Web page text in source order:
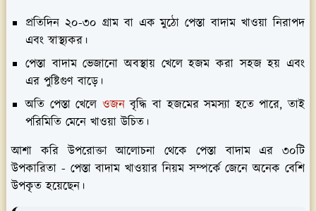
প্রতিদিন ২০-৩০ গ্রাম বা এক মুঠো পেস্তা বাদাম খাওয়া নিরাপদ
এবং স্বাস্থ্যকর।
পেস্তা বাদাম ভেজানো অবস্থায় খেলে হজম করা সহজ হয় এবং
এর পুষ্টিগুণ বাড়ে।
অতি পেস্তা খেলে ওজনবৃদ্ধি বা হজমের সমস্যা হতে পারে, তাই
পরিমিতি মেনে খাওয়া উচিত।
আশা করি উপরোক্তা আলোচনা থেকে পেস্তা বাদাম এর ৩০টি
উপকারিতা - পেস্তা বাদাম খাওয়ার নিয়ম সম্পর্কে জেনে অনেক বেশি
উপকৃত হয়েছেন।